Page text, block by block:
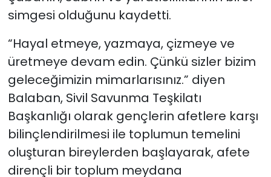
simgesi olduğunu kaydetti.
“Hayal etmeye, yazmaya, çizmeye ve
üretmeye devam edin. Çünkü sizler bizim
geleceğimizin mimarlarısınız.” diyen
Balaban, Sivil Savunma Teşkilatı
Başkanlığı olarak gençlerin afetlere karşı
bilinçlendirilmesi ile toplumun temelini
oluşturan bireylerden başlayarak, afete
dirençli bir toplum meydana